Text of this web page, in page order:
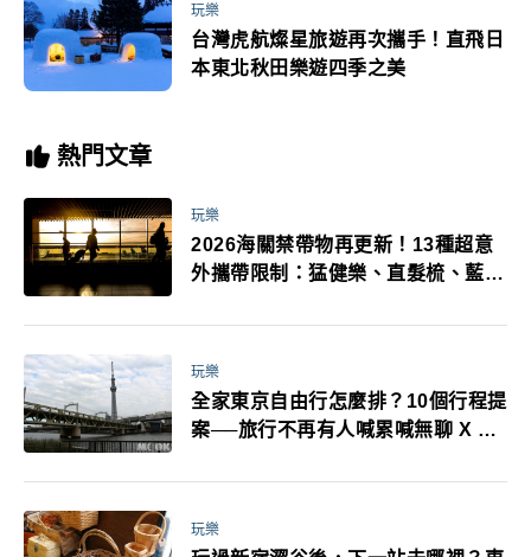
玩樂
台灣虎航燦星旅遊再次攜手！直飛日
本東北秋田樂遊四季之美
熱門文章
玩樂
2026海關禁帶物再更新！13種超意
外攜帶限制：猛健樂、直髮梳、藍牙
萬！注意事項一次看！
玩樂
全家東京自由行怎麼排？10個行程提
案──旅行不再有人喊累喊無聊 X 爸
玩樂